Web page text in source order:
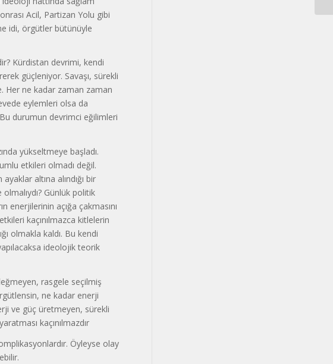
Acil, Partizan Yolu gibi
idi, örgütler bütünüyle
Kürdistan devrimi, kendi
güçleniyor. Savaşı, sürekli
Her ne kadar zaman zaman
eylemleri olsa da
durumun devrimci eğilimleri
yükseltmeye başladı.
etkileri olmadı değil.
altına alındığı bir
Günlük politik
enerjilerinin açığa çakmasını
kaçınılmazca kitlelerin
olmakla kaldı. Bu kendi
ideolojik teorik
rasgele seçilmiş
ne kadar enerji
ve güç üretmeyen, sürekli
kaçınılmazdır
Öyleyse olay